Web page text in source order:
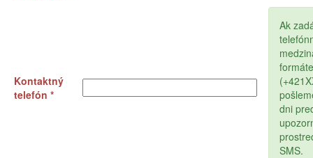
Kontaktný
telefón *
Ak
formáte
dni
SMS.